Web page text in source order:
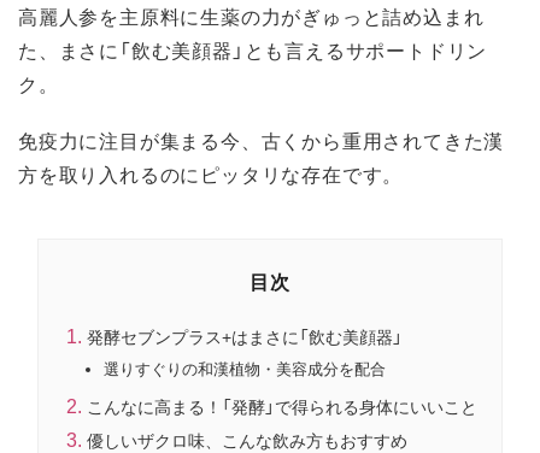
高麗人参を主原料に生薬の力がぎゅっと詰め込まれ
た、まさに「飲む美顔器」とも言えるサポートドリン
ク。
免疫力に注目が集まる今、古くから重用されてきた漢
方を取り入れるのにピッタリな存在です。
目次
発酵セブンプラス+はまさに「飲む美顔器」
選りすぐりの和漢植物・美容成分を配合
こんなに高まる！「発酵」で得られる身体にいいこと
優しいザクロ味、こんな飲み方もおすすめ